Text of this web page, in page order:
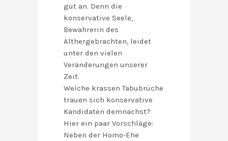
gut an. Denn die
konservative Seele,
Bewahrerin des
Althergebrachten, leidet
unter den vielen
Veränderungen unserer
Zeit.
Welche krassen Tabubrüche
trauen sich konservative
Kandidaten demnächst?
Hier ein paar Vorschläge:
Neben der Homo-Ehe